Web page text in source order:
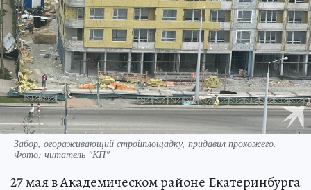
Забор, огораживающий стройплощадку, придавил прохожего.
Фото: читатель "КП"
27 мая в Академическом районе Екатеринбурга